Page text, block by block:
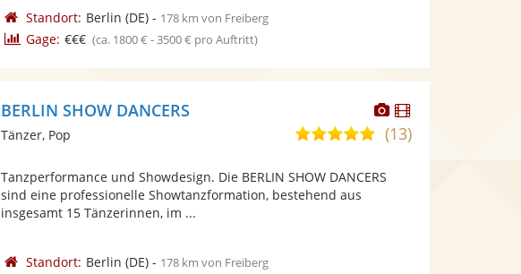
Standort: Berlin (DE)- 178 km von Freiberg
Gage: €€€ (ca. 1800 € - 3500 € pro Auftritt)
Dieser
Künstler
stellt
Dieser
Künstler
BERLIN SHOW DANCERS
5,0
5
(13)
Tänzer, Pop
Tanzperformance und Showdesign. Die BERLIN SHOW DANCERS
sind eine professionelle Showtanzformation, bestehend aus
insgesamt 15 Tänzerinnen, im ...
Standort: Berlin (DE)- 178 km von Freiberg